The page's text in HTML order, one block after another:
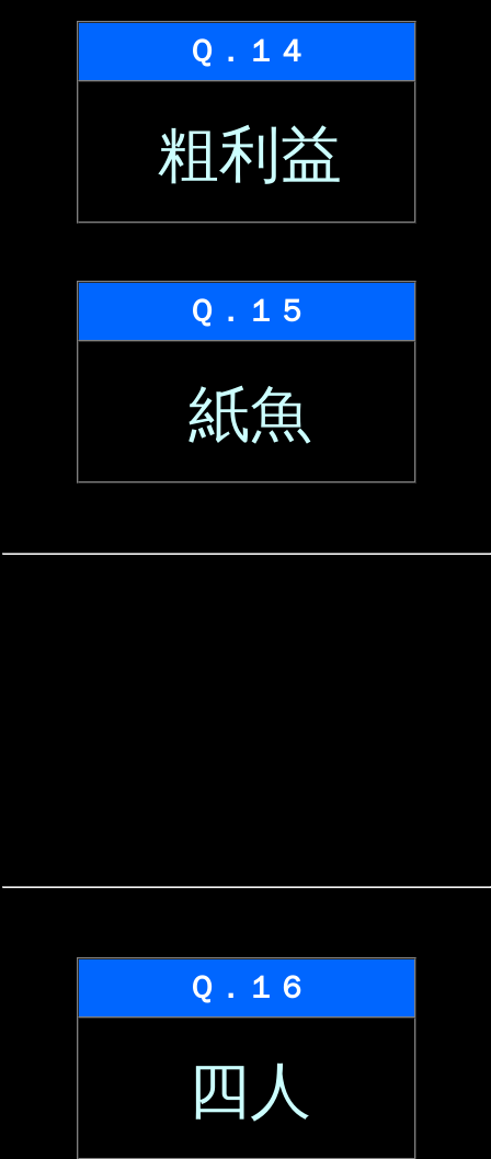
Ｑ．１４
粗利益
Ｑ．１５
紙魚
Ｑ．１６
四人